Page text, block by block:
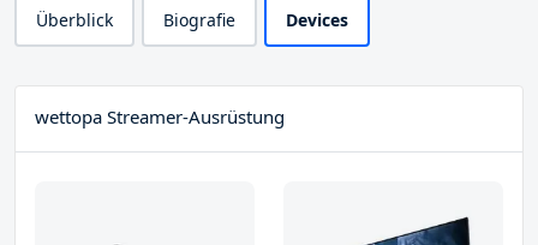
Überblick Biografie Devices
wettopa Streamer-Ausrüstung